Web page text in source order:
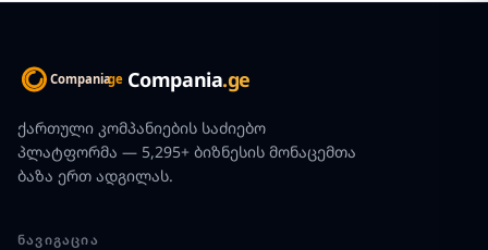
Compania.ge
ქართული კომპანიების საძიებო
პლატფორმა — 5,295+ ბიზნესის მონაცემთა
ბაზა ერთ ადგილას.
ᲜᲐᲕᲘᲒᲐᲪᲘᲐ